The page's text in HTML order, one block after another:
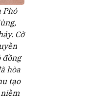
Phó
Cờ
đồng
hòa
tạo